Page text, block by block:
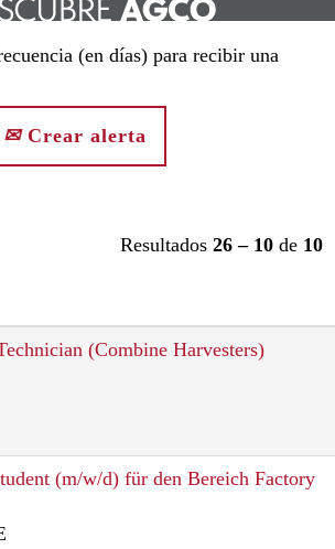
(en días) para recibir una
Crear alerta
Resultados 26 – 10 de 10
(Combine Harvesters)
(m/w/d) für den Bereich Factory